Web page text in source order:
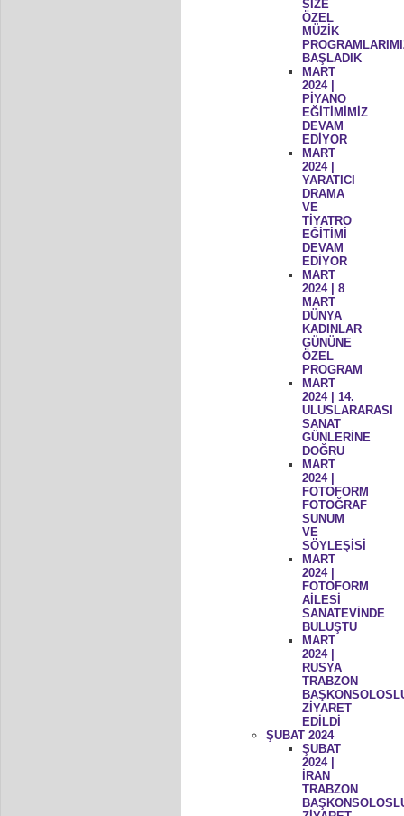
SİZE
ÖZEL
MÜZİK
BAŞLADIK
MART
2024 |
PİYANO
EĞİTİMİMİZ
DEVAM
EDİYOR
MART
2024 |
YARATICI
DRAMA
VE
TİYATRO
EĞİTİMİ
DEVAM
EDİYOR
MART
2024 | 8
MART
DÜNYA
KADINLAR
GÜNÜNE
ÖZEL
PROGRAM
MART
2024 | 14.
ULUSLARARASI
SANAT
GÜNLERİNE
DOĞRU
MART
2024 |
FOTOFORM
FOTOĞRAF
SUNUM
VE
SÖYLEŞİSİ
MART
2024 |
FOTOFORM
AİLESİ
SANATEVİNDE
BULUŞTU
MART
2024 |
RUSYA
TRABZON
ZİYARET
EDİLDİ
ŞUBAT 2024
ŞUBAT
2024 |
İRAN
TRABZON